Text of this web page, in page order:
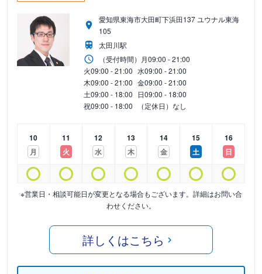
愛知県東海市大田町下浜田137 ユウナル東海
105
太田川駅
（受付時間） 月09:00 - 21:00
火09:00 - 21:00 水09:00 - 21:00
木09:00 - 21:00 金09:00 - 21:00
土09:00 - 18:00 日09:00 - 18:00
祝09:00 - 18:00 （定休日）なし
10
月
11
火
12
水
13
木
14
金
15
土
16
日
※営業日・相談可能日が変更となる場合もございます。詳細はお問い合
わせください。
詳しくはこちら